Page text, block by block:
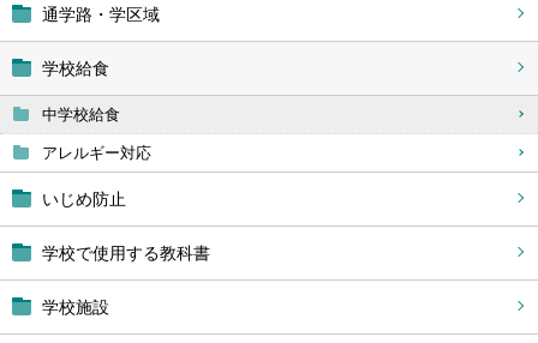
通学路・学区域
学校給食
中学校給食
アレルギー対応
いじめ防止
学校で使用する教科書
学校施設